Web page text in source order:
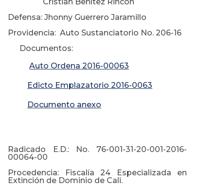
Defensa: Jhonny Guerrero Jaramillo
Providencia: Auto Sustanciatorio No. 206-16
Documentos:
Auto Ordena 2016-00063
Edicto Emplazatorio 2016-0063
Documento anexo
Radicado E.D.: No. 76-001-31-20-001-2016-
00064-00
Procedencia: Fiscalía 24 Especializada en
Extinción de Dominio de Cali.